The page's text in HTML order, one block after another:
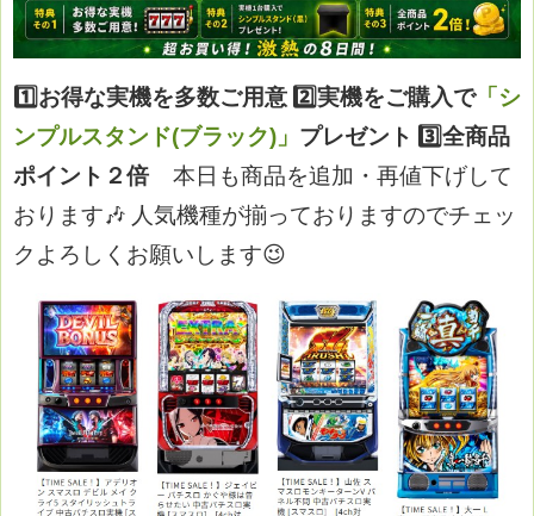
1️⃣お得な実機を多数ご用意 2️⃣実機をご購入で「シ
ンプルスタンド(ブラック)」 プレゼント 3️⃣全商品
ポイント２倍
本日も商品を追加・再値下げして
おります🎶 人気機種が揃っておりますのでチェッ
クよろしくお願いします😉